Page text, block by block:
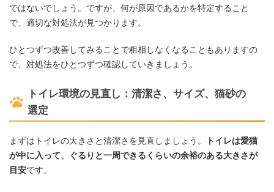
ではないでしょう。ですが、何が原因であるかを特定すること
で、適切な対処法が見つかります。
ひとつずつ改善してみることで粗相しなくなることもありますの
で、対処法をひとつずつ確認していきましょう。
トイレ環境の見直し：清潔さ、サイズ、猫砂の
選定
まずはトイレの大きさと清潔さを見直しましょう。
トイレは愛猫
が中に入って、ぐるりと一周できるくらいの余裕のある大きさが
目安です。